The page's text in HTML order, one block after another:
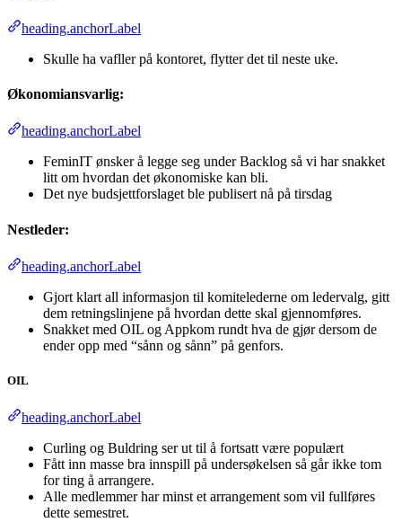
heading.anchorLabel
Skulle ha vafller på kontoret, flytter det til neste uke.
Økonomiansvarlig:
heading.anchorLabel
FeminIT ønsker å legge seg under Backlog så vi har snakket
litt om hvordan det økonomiske kan bli.
Det nye budsjettforslaget ble publisert nå på tirsdag
Nestleder:
heading.anchorLabel
Gjort klart all informasjon til komitelederne om ledervalg, gitt
dem retningslinjene på hvordan dette skal gjennomføres.
Snakket med OIL og Appkom rundt hva de gjør dersom de
ender opp med “sånn og sånn” på genfors.
OIL
heading.anchorLabel
Curling og Buldring ser ut til å fortsatt være populært
Fått inn masse bra innspill på undersøkelsen så går ikke tom
for ting å arrangere.
Alle medlemmer har minst et arrangement som vil fullføres
dette semestret.